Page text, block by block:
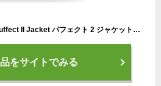
Columbia（コロンビア） Puffect II Jacket パフェクト 2 ジャケット 撥水 中綿 ダウンジャケット メンズ レディース アウター フード無し スタンド 襟 2023 2024ストリート アウトドア キャンプ 山登り 冬 防寒 暖かい 保温 通勤 通学 【WM9488】
をサイトでみる